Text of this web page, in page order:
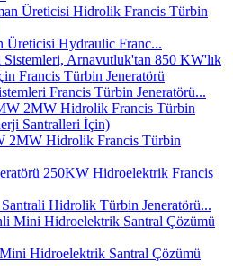
Üreticisi Hydraulic Franc...
Francis Türbin Jeneratörü...
2MW Hidrolik Francis Türbin
Hidrolik Türbin Jeneratörü...
Hidroelektrik Santral Çözümü